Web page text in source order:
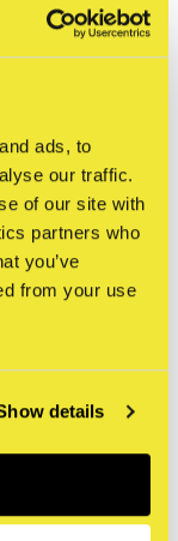
ads, to
our traffic.
of our site with
partners who
you’ve
from your use
details
elke liefhebber